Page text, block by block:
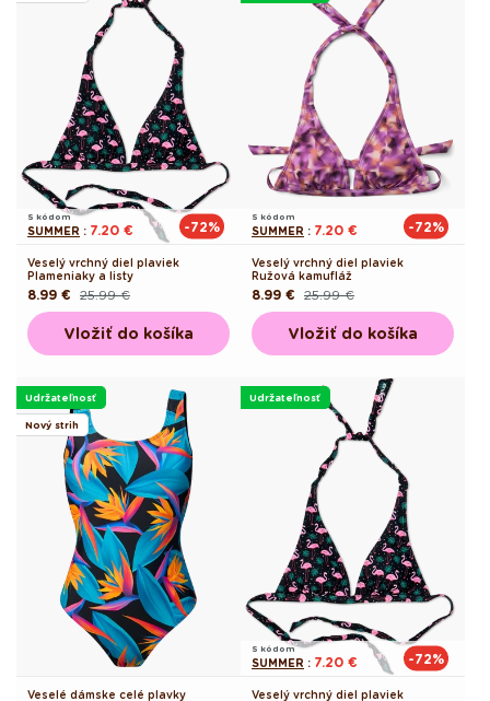
S kódom
SUMMER : 7.20 € -72%
Veselý vrchný diel plaviek
Plameniaky a listy
Pôvodná
cena
25.99 €
Akciová
cena
8.99 €
Vložiť do košíka
S kódom
SUMMER : 7.20 € -72%
Veselý vrchný diel plaviek
Ružová kamufláž
Pôvodná
cena
25.99 €
Akciová
cena
8.99 €
Vložiť do košíka
Udržateľnosť
Nový strih
Veselé dámske celé plavky
Udržateľnosť
S kódom
SUMMER : 7.20 € -72%
Veselý vrchný diel plaviek